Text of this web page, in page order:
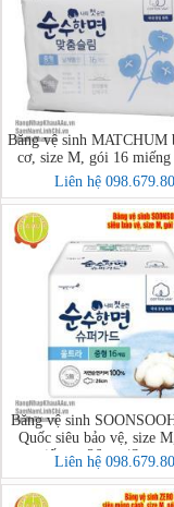
Băng vệ sinh MATCHUM
cơ, size M, gói 16
Liên hệ
Băng vệ sinh
Quốc siêu bảo vệ, size
miếng x 26cm
Liên hệ